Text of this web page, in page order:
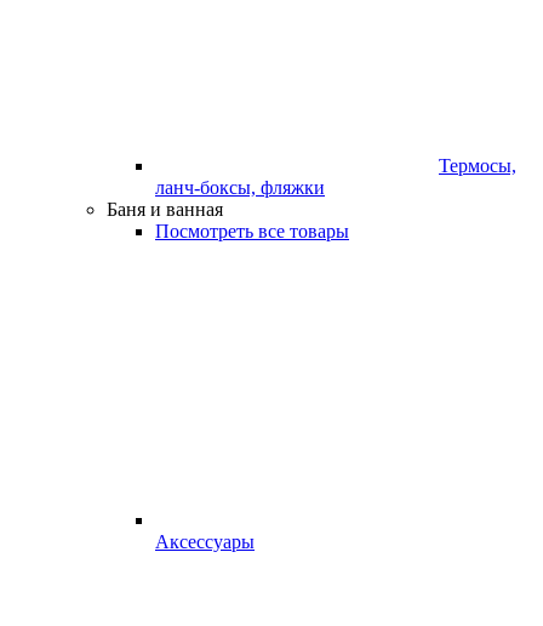
Термосы,
ланч-боксы, фляжки
Баня и ванная
Посмотреть все товары
Аксессуары